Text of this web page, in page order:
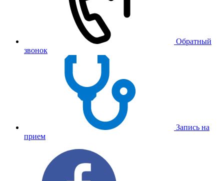
Обратный
звонок
Запись на
прием